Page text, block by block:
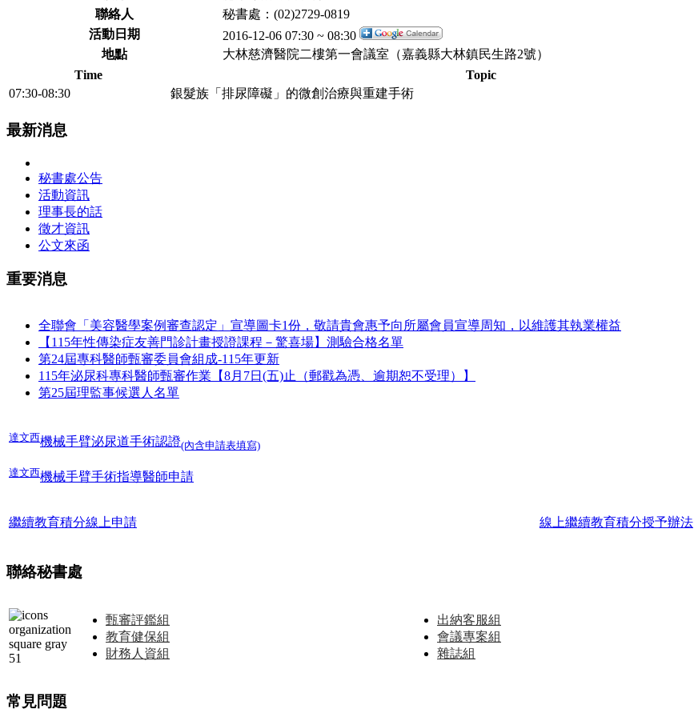
聯絡人
秘書處：(02)2729-0819
活動日期
2016-12-06 07:30 ~ 08:30
地點
大林慈濟醫院二樓第一會議室（嘉義縣大林鎮民生路2號）
Time
Topic
07:30-08:30
銀髮族「排尿障礙」的微創治療與重建手術
最新消息
秘書處公告
活動資訊
理事長的話
徵才資訊
公文來函
重要消息
全聯會「​美容醫學案例審查認定」宣導圖卡1份，敬請貴會惠予向所屬會員宣導周知，以維護其執業權益
【115年性傳染症友善門診計畫授證課程－驚喜場】測驗合格名單
第24屆專科醫師甄審委員會組成-115年更新
115年泌尿科專科醫師甄審作業【8月7日(五)止（郵戳為憑、逾期恕不受理）】
第25屆理監事候選人名單
達文西機械手臂泌尿道手術認證(內含申請表填寫)
達文西機械手臂手術指導醫師申請
繼續教育積分線上申請 線上繼續教育積分授予辦法
聯絡秘書處
甄審評鑑組
教育健保組
財務人資組
出納客服組
會議專案組
雜誌組
常見問題